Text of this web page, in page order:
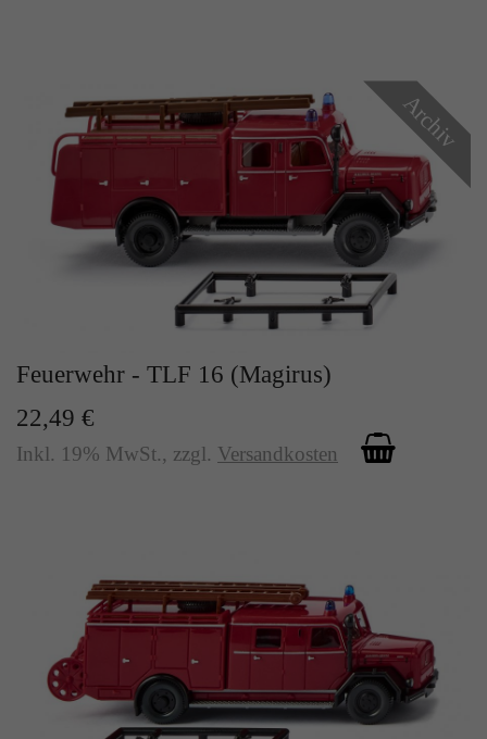
Archiv
Feuerwehr - TLF 16 (Magirus)
22,49 €
Inkl. 19% MwSt., zzgl. Versandkosten